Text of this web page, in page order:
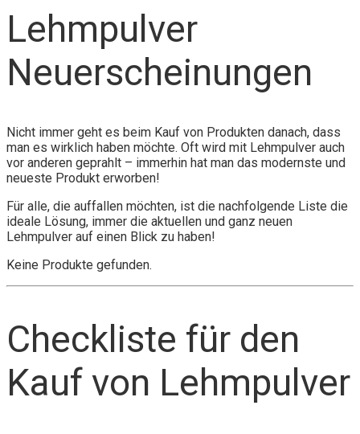
Lehmpulver
Neuerscheinungen
Nicht immer geht es beim Kauf von Produkten danach, dass
man es wirklich haben möchte. Oft wird mit Lehmpulver auch
vor anderen geprahlt – immerhin hat man das modernste und
neueste Produkt erworben!
Für alle, die auffallen möchten, ist die nachfolgende Liste die
ideale Lösung, immer die aktuellen und ganz neuen
Lehmpulver auf einen Blick zu haben!
Keine Produkte gefunden.
Checkliste für den
Kauf von Lehmpulver